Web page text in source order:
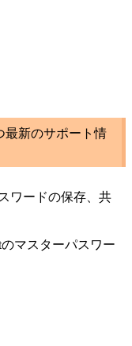
最新のサポート情
ワードの保存、共
マスターパスワー